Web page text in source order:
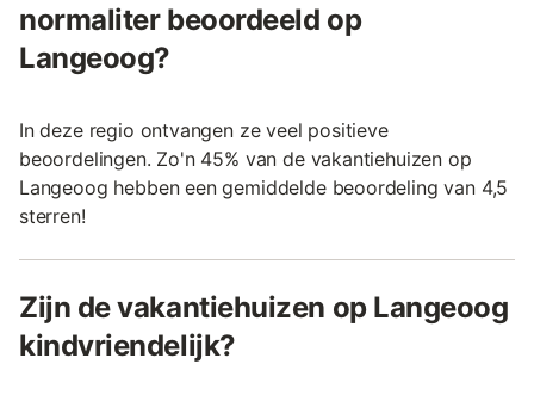
normaliter beoordeeld op
Langeoog?
In deze regio ontvangen ze veel positieve
beoordelingen. Zo'n 45% van de vakantiehuizen op
Langeoog hebben een gemiddelde beoordeling van 4,5
sterren!
Zijn de vakantiehuizen op Langeoog
kindvriendelijk?